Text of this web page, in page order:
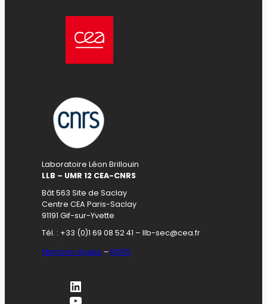
Laboratoire Léon Brillouin
LLB – UMR 12 CEA-CNRS
Bât 563 Site de Saclay
Centre CEA Paris-Saclay
91191 Gif-sur-Yvette
Tél. : +33 (0)1 69 08 52 41 – llb-sec@cea.fr
Mentions légales – RGPD
LinkedIn
YouTube